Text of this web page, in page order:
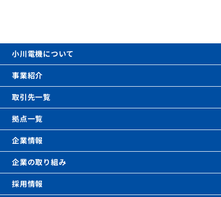
小川電機について
事業紹介
取引先一覧
拠点一覧
企業情報
企業の取り組み
採用情報